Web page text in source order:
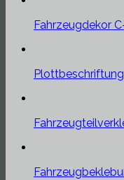
Fahrzeugdekor